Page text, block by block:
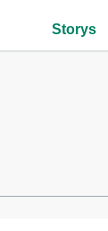
Storys